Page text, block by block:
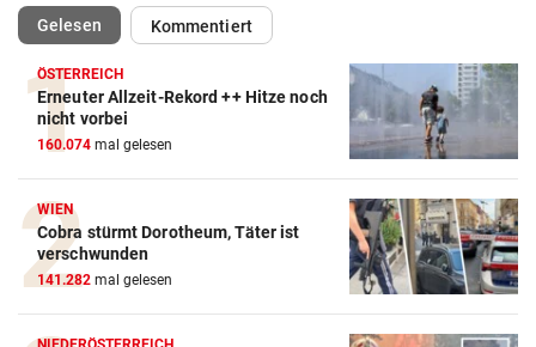
Gelesen(ausgewählt)Kommentiert
ÖSTERREICH
Erneuter Allzeit-Rekord ++ Hitze noch
nicht vorbei
160.074 mal gelesen
WIEN
Cobra stürmt Dorotheum, Täter ist
verschwunden
141.282 mal gelesen